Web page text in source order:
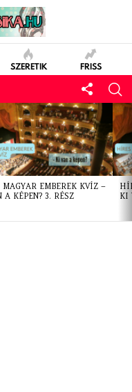
SZERETIK FRISS
MAGYAR EMBEREK KVÍZ –
A KÉPEN? 3. RÉSZ
KI